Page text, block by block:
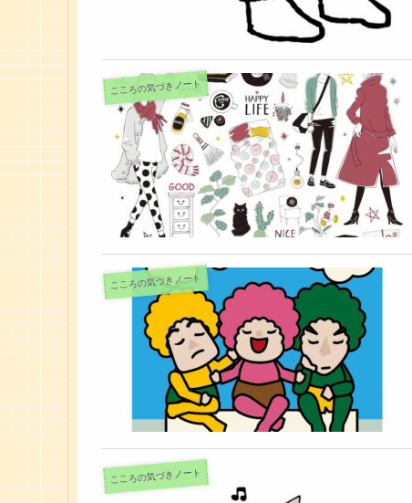
こころの気づきノート
こころの気づきノート
こころの気づきノート